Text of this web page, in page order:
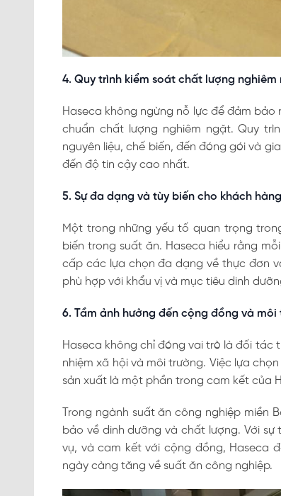
4. Quy trình kiểm soát chất lượng nghiêm
Haseca không ngừng nỗ lực để đảm
chuẩn chất lượng nghiêm ngặt. Quy
nguyên liệu, chế biến, đến đóng gói và
đến độ tin cậy cao nhất.
5. Sự đa dạng và tùy biến cho khách hàng
Một trong những yếu tố quan trọng
biến trong suất ăn. Haseca hiểu rằng
cấp các lựa chọn đa dạng về thực đơn
phù hợp với khẩu vị và mục tiêu dinh
6. Tầm ảnh hưởng đến cộng đồng và môi
Haseca không chỉ đóng vai trò là đối tác
nhiệm xã hội và môi trường. Việc lựa
sản xuất là một phần trong cam kết của
Trong ngành suất ăn công nghiệp
bảo về dinh dưỡng và chất lượng. Với
vụ, và cam kết với cộng đồng, Haseca
ngày càng tăng về suất ăn công nghiệp.